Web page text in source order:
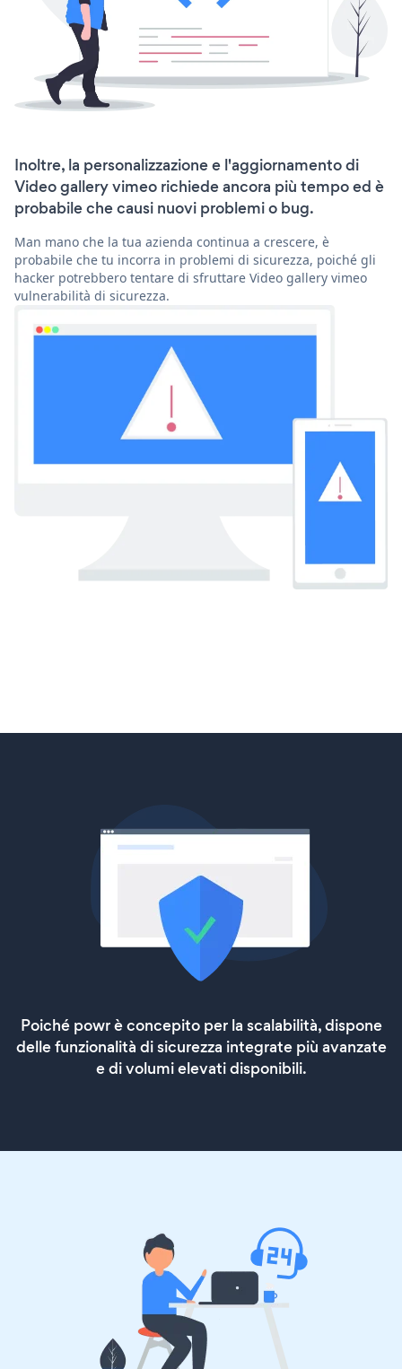
Inoltre, la personalizzazione e l'aggiornamento di
Video gallery vimeo richiede ancora più tempo ed è
probabile che causi nuovi problemi o bug.
Man mano che la tua azienda continua a crescere, è
probabile che tu incorra in problemi di sicurezza, poiché gli
hacker potrebbero tentare di sfruttare Video gallery vimeo
vulnerabilità di sicurezza.
Poiché powr è concepito per la scalabilità, dispone
delle funzionalità di sicurezza integrate più avanzate
e di volumi elevati disponibili.